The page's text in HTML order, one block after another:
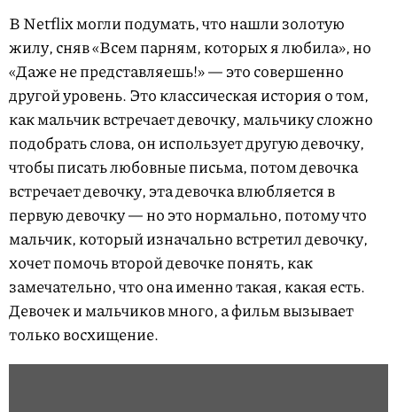
В Netflix могли подумать, что нашли золотую
жилу, сняв «Всем парням, которых я любила», но
«Даже не представляешь!» — это совершенно
другой уровень. Это классическая история о том,
как мальчик встречает девочку, мальчику сложно
подобрать слова, он использует другую девочку,
чтобы писать любовные письма, потом девочка
встречает девочку, эта девочка влюбляется в
первую девочку — но это нормально, потому что
мальчик, который изначально встретил девочку,
хочет помочь второй девочке понять, как
замечательно, что она именно такая, какая есть.
Девочек и мальчиков много, а фильм вызывает
только восхищение.